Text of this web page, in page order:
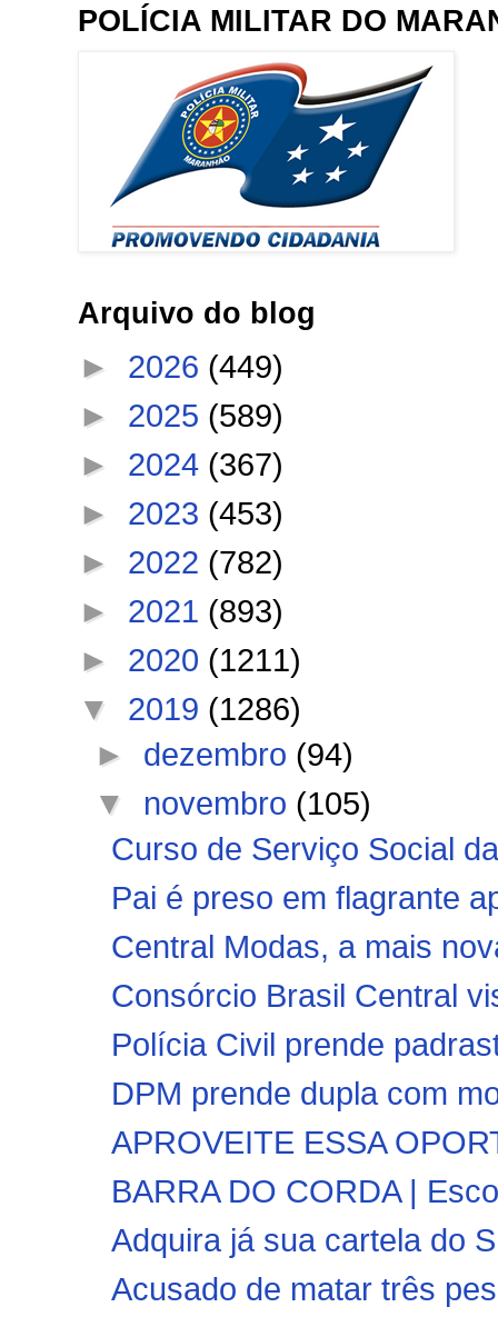
POLÍCIA MILITAR DO
Arquivo do blog
► 2026 (449)
► 2025 (589)
► 2024 (367)
► 2023 (453)
► 2022 (782)
► 2021 (893)
► 2020 (1211)
▼ 2019 (1286)
► dezembro (94)
▼ novembro (105)
Curso de Serviço Social
Pai é preso em flagrante
Central Modas, a mais
Consórcio Brasil Central
Polícia Civil prende
DPM prende dupla com
APROVEITE ESSA
BARRA DO CORDA |
Adquira já sua cartela do
Acusado de matar três